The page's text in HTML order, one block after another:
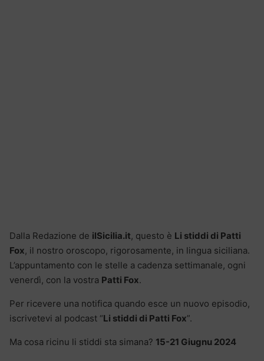
Dalla Redazione de ilSicilia.it, questo è Li stiddi di Patti
Fox, il nostro oroscopo, rigorosamente, in lingua siciliana.
L’appuntamento con le stelle a cadenza settimanale, ogni
venerdì, con la vostra Patti Fox.
Per ricevere una notifica quando esce un nuovo episodio,
iscrivetevi al podcast “Li stiddi di Patti Fox”.
Ma cosa ricinu li stiddi sta simana? 15-21 Giugnu 2024